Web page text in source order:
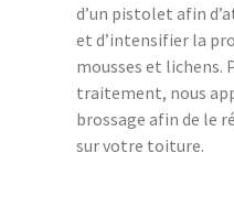
d’un pistolet afin
et d’intensifier la
mousses et lichens.
traitement, nous
brossage afin de le
sur votre toiture.